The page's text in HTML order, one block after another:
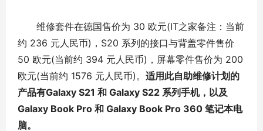
维修套件在德国售价为 30 欧元(IT之家备注：当前
约 236 元人民币)，S20 系列的接口与背盖零件售价
50 欧元(当前约 394 元人民币)，屏幕零件售价为 200
欧元(当前约 1576 元人民币)。 适用此自助维修计划的
产品有Galaxy S21 和 Galaxy S22 系列手机，以及
Galaxy Book Pro 和 Galaxy Book Pro 360 笔记本电
脑。